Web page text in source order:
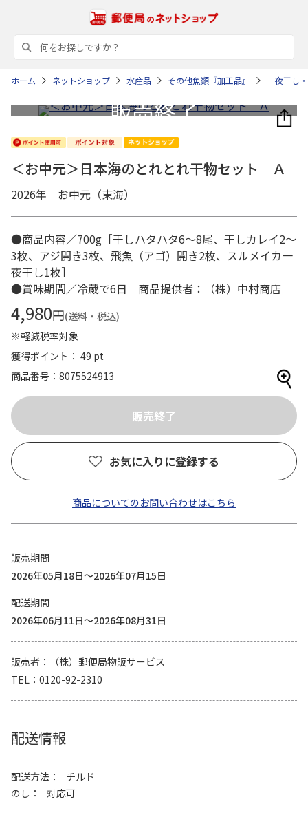
ホーム ネットショップ 水産品 その他魚類『加工品』 一夜干し
＜お中元＞日本海のとれとれ干物セット Ａ
2026年 お中元（東海）
●商品内容／700g［干しハタハタ6～8尾、干しカレイ2～
3枚、アジ開き3枚、飛魚（アゴ）開き2枚、スルメイカ一
夜干し1枚］
●賞味期間／冷蔵で6日 商品提供者：（株）中村商店
4,980円(送料・税込)
※軽減税率対象
獲得ポイント： 49 pt
商品番号
8075524913
お気に入りに登録する
商品についてのお問い合わせはこちら
販売期間
2026年05月18日～2026年07月15日
配送期間
2026年06月11日～2026年08月31日
販売者
（株）郵便局物販サービス
TEL
0120-92-2310
配送情報
配送方法
チルド
のし
対応可